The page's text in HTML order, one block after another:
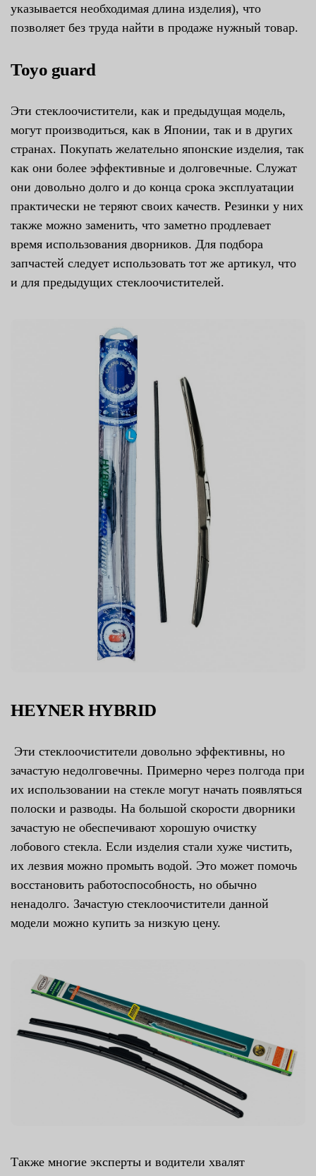
указывается необходимая длина изделия), что
позволяет без труда найти в продаже нужный товар.
Toyo guard
Эти стеклоочистители, как и предыдущая модель,
могут производиться, как в Японии, так и в других
странах. Покупать желательно японские изделия, так
как они более эффективные и долговечные. Служат
они довольно долго и до конца срока эксплуатации
практически не теряют своих качеств. Резинки у них
также можно заменить, что заметно продлевает
время использования дворников. Для подбора
запчастей следует использовать тот же артикул, что
и для предыдущих стеклоочистителей.
HEYNER HYBRID
Эти стеклоочистители довольно эффективны, но
зачастую недолговечны. Примерно через полгода при
их использовании на стекле могут начать появляться
полоски и разводы. На большой скорости дворники
зачастую не обеспечивают хорошую очистку
лобового стекла. Если изделия стали хуже чистить,
их лезвия можно промыть водой. Это может помочь
восстановить работоспособность, но обычно
ненадолго. Зачастую стеклоочистители данной
модели можно купить за низкую цену.
Также многие эксперты и водители хвалят